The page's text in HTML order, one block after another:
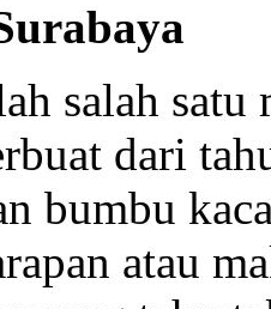
salah
dari
bumbu
atau